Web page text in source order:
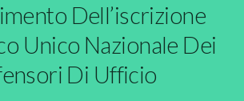
Dell’iscrizione
Unico Nazionale Dei
Di Ufficio